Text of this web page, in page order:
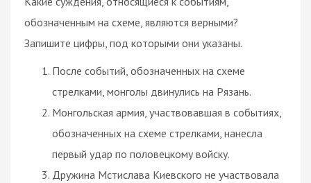
обозначенным на схеме, являются верными?
Запишите цифры, под которыми они указаны.
После событий, обозначенных на схеме
стрелками, монголы двинулись на Рязань.
Монгольская армия, участвовавшая в событиях,
обозначенных на схеме стрелками, нанесла
первый удар по половецкому войску.
Дружина Мстислава Киевского не участвовала